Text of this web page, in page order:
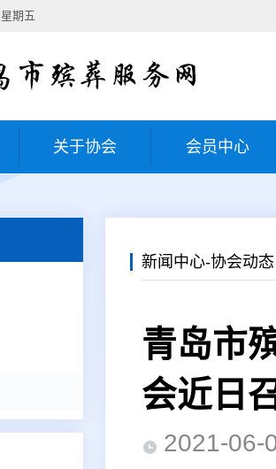
期五
关于协会 会员中心
新闻中心-协会动态
青岛市
会近日
2021-